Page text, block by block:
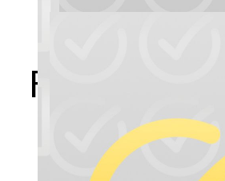
Fragen
Online
Zu den FAQ